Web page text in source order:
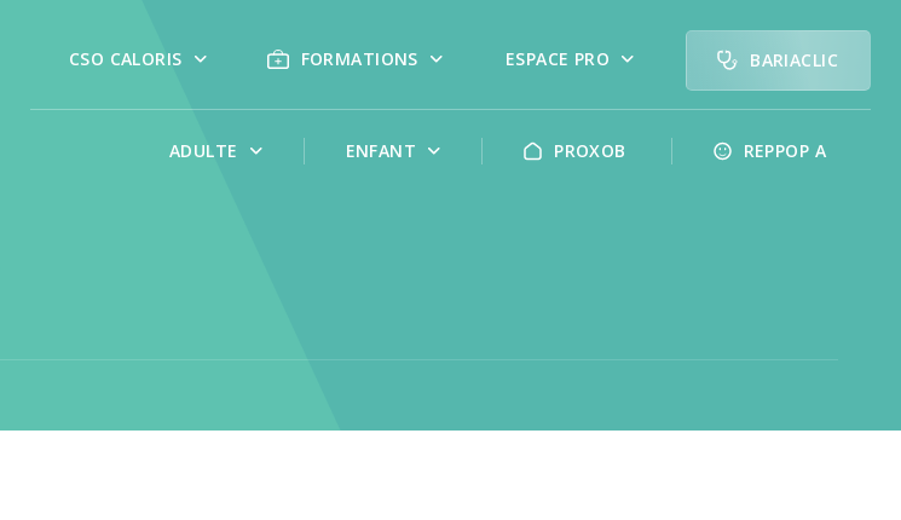
CSO CALORIS FORMATIONS ESPACE PRO BARIACLIC
ADULTE ENFANT PROXOB REPPOP A